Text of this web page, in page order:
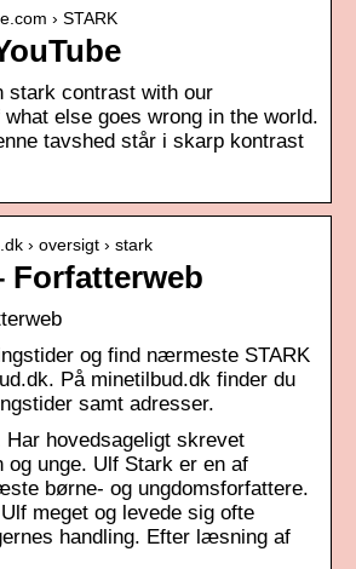
› STARK
stark contrast with our
else goes wrong in the world.
tavshed står i skarp kontrast
› oversigt › stark
Forfatterweb
og find nærmeste STARK
På minetilbud.dk finder du
samt adresser.
Har hovedsageligt skrevet
og unge. Ulf Stark er en af
børne- og ungdomsforfattere.
meget og levede sig ofte
handling. Efter læsning af